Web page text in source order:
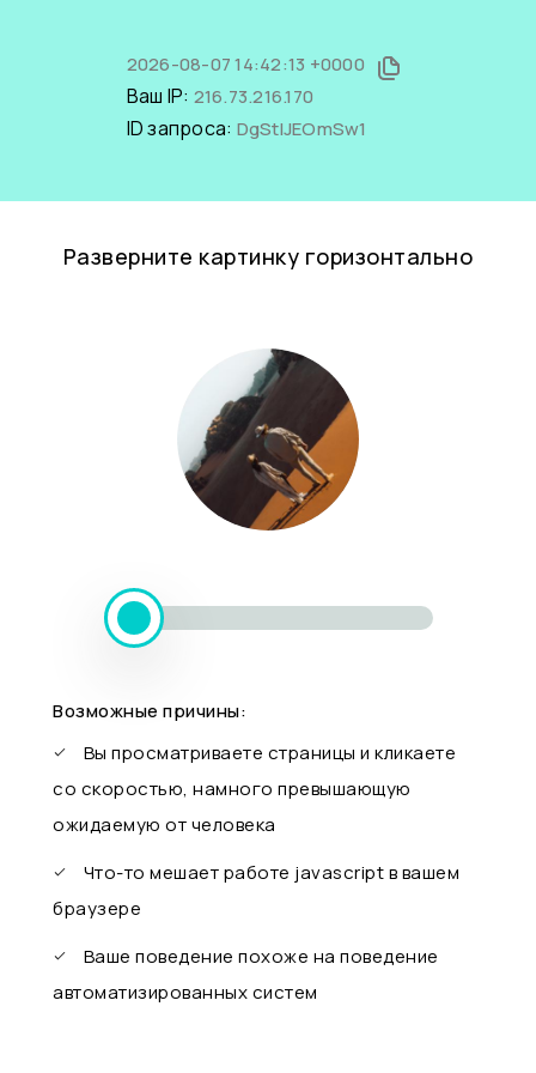
2026-08-07 14:42:13 +0000
Ваш IP: 216.73.216.170
ID запроса: DgStIJEOmSw1
Разверните картинку горизонтально
Возможные причины:
Вы просматриваете страницы и кликаете
со скоростью, намного превышающую
ожидаемую от человека
Что-то мешает работе javascript в вашем
браузере
Ваше поведение похоже на поведение
автоматизированных систем